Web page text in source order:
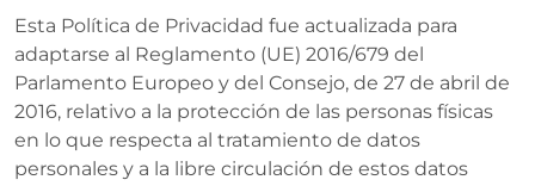
Esta Política de Privacidad fue actualizada para
adaptarse al Reglamento (UE) 2016/679 del
Parlamento Europeo y del Consejo, de 27 de abril de
2016, relativo a la protección de las personas físicas
en lo que respecta al tratamiento de datos
personales y a la libre circulación de estos datos